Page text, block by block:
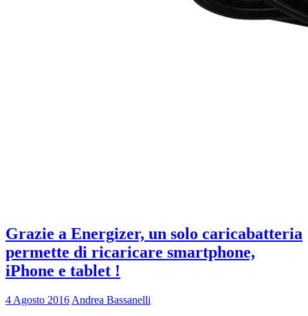
Grazie a Energizer, un solo caricabatteria
permette di ricaricare smartphone,
iPhone e tablet !
4 Agosto 2016 Andrea Bassanelli